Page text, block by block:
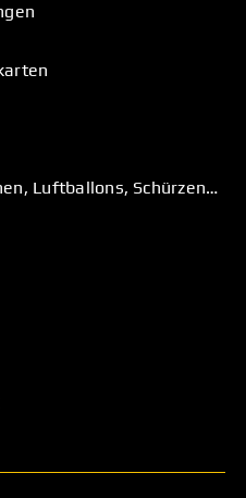
Luftballons, Schürzen…